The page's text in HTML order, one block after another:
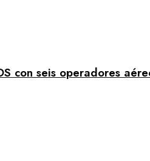
con seis operadores